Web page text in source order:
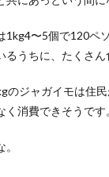
1kg4〜5個で120ペ
るうちに、たくさん
のジャガイモは住
消費できそうです